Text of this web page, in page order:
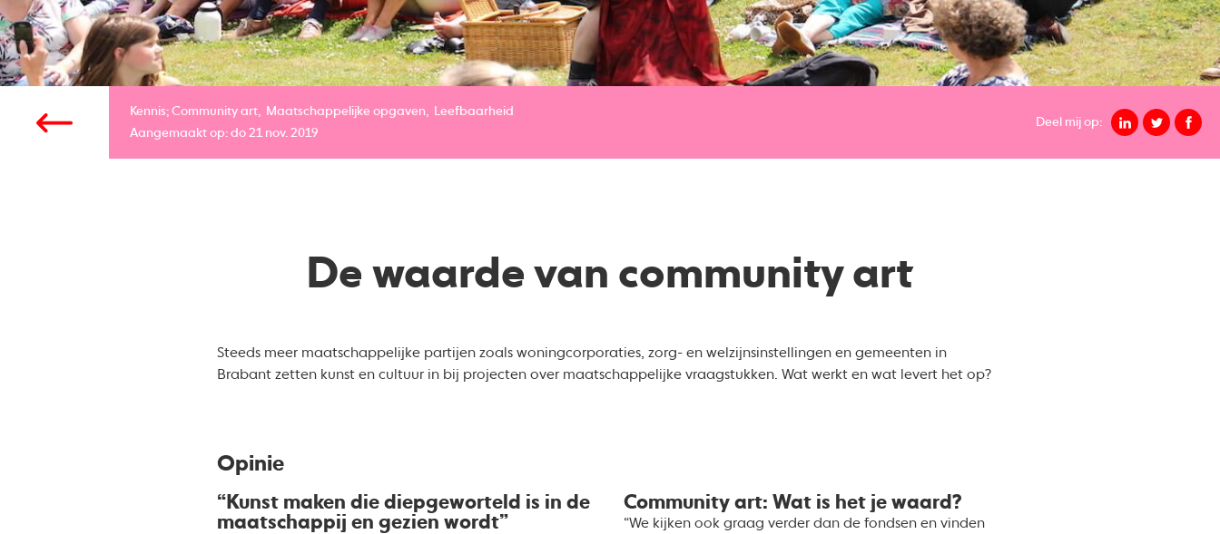
Kennis; Community art Maatschappelijke opgaven
Leefbaarheid
Aangemaakt op: do 21 nov. 2019
Deel mij op:
De waarde van community art
Steeds meer maatschappelijke partijen zoals woningcorporaties, zorg- en welzijnsinstellingen en gemeenten in
Brabant zetten kunst en cultuur in bij projecten over maatschappelijke vraagstukken. Wat werkt en wat levert het op?
Opinie
“Kunst maken die diepgeworteld is in de
maatschappij en gezien wordt”
Community art: Wat is het je waard?
“We kijken ook graag verder dan de fondsen en vinden